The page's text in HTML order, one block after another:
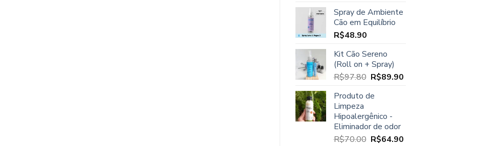
original
era:
Spray de Ambiente
Cão em Equilíbrio
R$48.90
Kit Cão Sereno
(Roll on + Spray)
R$97.80 O
original
R$97.80.
R$89.90
Produto de
Limpeza
Hipoalergênico -
Eliminador de odor
R$70.00 O
R$64.90